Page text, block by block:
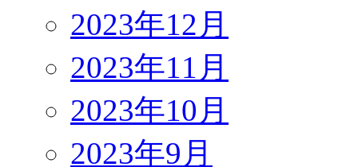
2023年12月
2023年11月
2023年10月
2023年9月